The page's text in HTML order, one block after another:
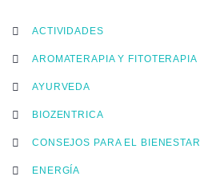
ACTIVIDADES
AROMATERAPIA Y FITOTERAPIA
AYURVEDA
BIOZENTRICA
CONSEJOS PARA EL BIENESTAR
ENERGÍA